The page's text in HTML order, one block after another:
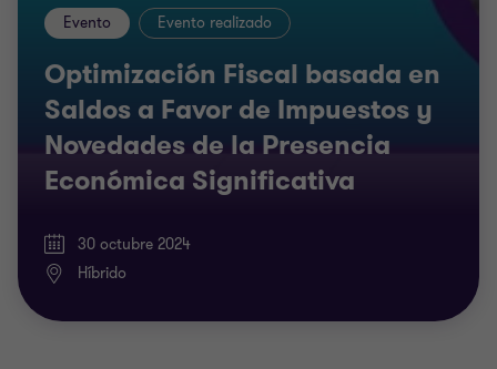
Optimización Fiscal basada en
Saldos a Favor de Impuestos y
Novedades de la Presencia
Económica Significativa
Evento Evento realizado
30 octubre 2024
Híbrido